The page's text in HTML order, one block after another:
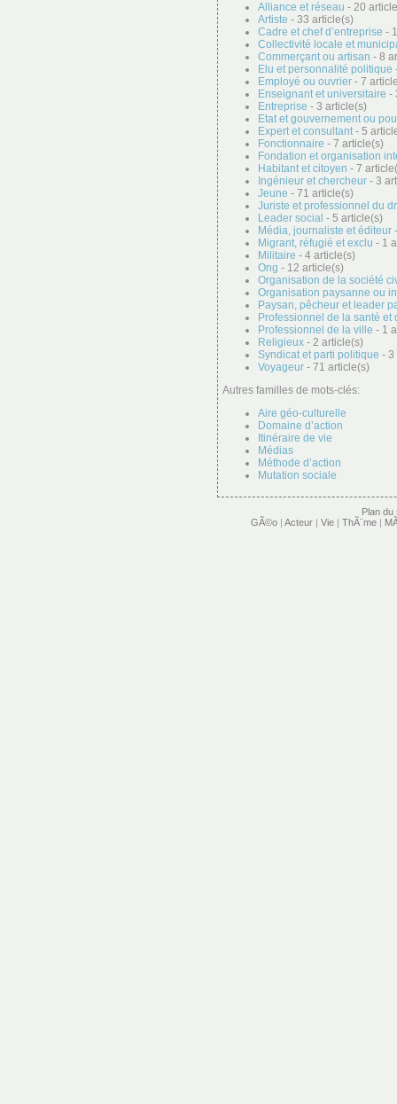
Alliance et réseau - 20
Artiste - 33 article(s)
Cadre et chef d’entreprise -
Collectivité locale et
Commerçant ou artisan - 8
Elu et personnalité politique
Employé ou ouvrier - 7
Enseignant et universitaire -
Entreprise - 3 article(s)
Etat et gouvernement ou
Expert et consultant- 5
Fonctionnaire - 7 article(s)
Fondation et organisation
Habitant et citoyen - 7
Ingénieur et chercheur - 3
Jeune - 71 article(s)
Juriste et professionnel du
Leader social - 5 article(s)
Média, journaliste et éditeur
Migrant, réfugié et exclu - 1
Militaire - 4 article(s)
Ong - 12 article(s)
Organisation de la société
Organisation paysanne ou
Paysan, pêcheur et leader
Professionnel de la santé et
Professionnel de la ville - 1
Religieux - 2 article(s)
Syndicat et parti politique - 3
Voyageur - 71 article(s)
Autres familles de mots-clés:
Aire géo-culturelle
Domaine d’action
Itinéraire de vie
Médias
Méthode d’action
Mutation sociale
Plan du
GÃ©o | Acteur | Vie | ThÃ¨me |